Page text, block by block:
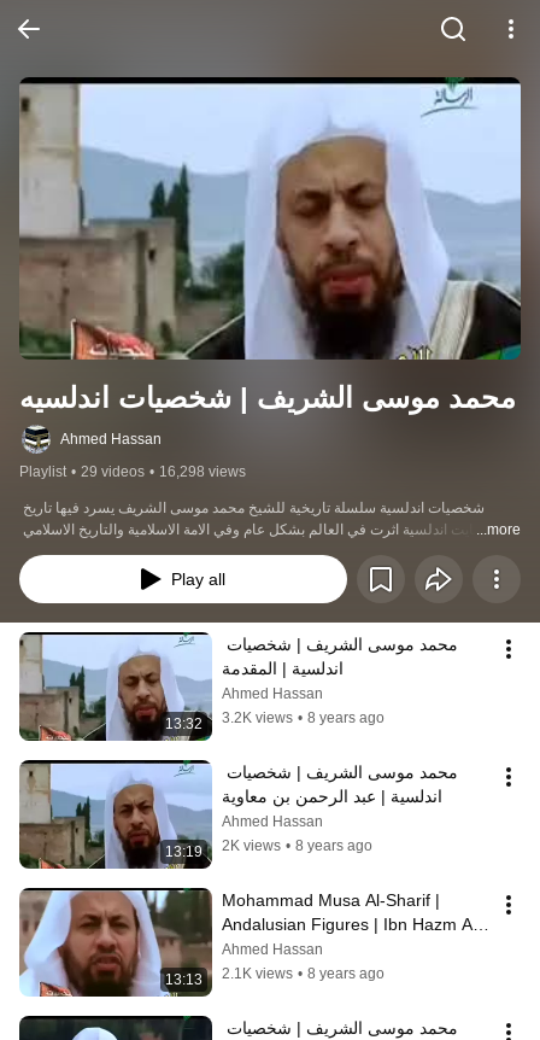
محمد موسى الشريف | شخصيات اندلسيه
Ahmed Hassan
Playlist • 29 videos • 16,298 views
بن يحيى الليثي واحمد بن مخلد وابن رشد وابن حيان الاندلسي والمنصور محمد
القحطاني وابو الحكم المنذر والمستنصر بالله المرواني وابو بكر بن العربي..
...more
Play all
13:32
اندلسية | المقدمة
Ahmed Hassan
3.2K views • 8 years ago
13:19
اندلسية | عبد الرحمن بن معاوية
Ahmed Hassan
2K views • 8 years ago
13:13
Mohammad Musa Al-Sharif |
Andalusian Figures | Ibn Hazm Al-
Andalusi
Ahmed Hassan
2.1K views • 8 years ago